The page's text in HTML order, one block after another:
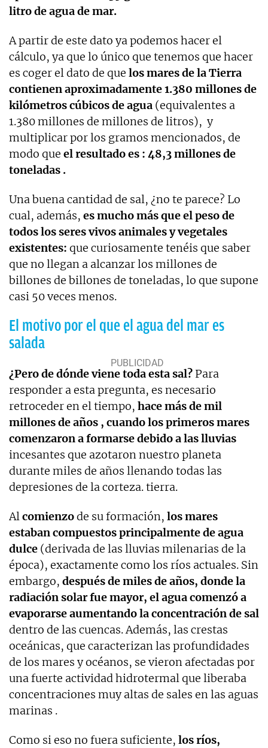
litro de agua de mar.
A partir de este dato ya podemos hacer el
cálculo, ya que lo único que tenemos que hacer
es coger el dato de que los mares de la Tierra
contienen aproximadamente 1.380 millones de
kilómetros cúbicos de agua (equivalentes a
1.380 millones de millones de litros), y
multiplicar por los gramos mencionados, de
modo que el resultado es : 48,3 millones de
toneladas .
Una buena cantidad de sal, ¿no te parece? Lo
cual, además, es mucho más que el peso de
todos los seres vivos animales y vegetales
existentes: que curiosamente tenéis que saber
que no llegan a alcanzar los millones de
billones de billones de toneladas, lo que supone
casi 50 veces menos.
El motivo por el que el agua del mar es
salada
¿Pero de dónde viene toda esta sal? Para
responder a esta pregunta, es necesario
retroceder en el tiempo, hace más de mil
millones de años , cuando los primeros mares
comenzaron a formarse debido a las lluvias
incesantes que azotaron nuestro planeta
durante miles de años llenando todas las
depresiones de la corteza. tierra.
Alcomienzode su formación, los mares
estaban compuestos principalmente de agua
dulce (derivada de las lluvias milenarias de la
época), exactamente como los ríos actuales. Sin
embargo, después de miles de años, donde la
radiación solar fue mayor, el agua comenzó a
evaporarseaumentando la concentración de sal
dentro de las cuencas. Además, las crestas
oceánicas, que caracterizan las profundidades
de los mares y océanos, se vieron afectadas por
una fuerte actividad hidrotermal que liberaba
concentraciones muy altas de sales en las aguas
marinas .
Como si eso no fuera suficiente, los ríos,